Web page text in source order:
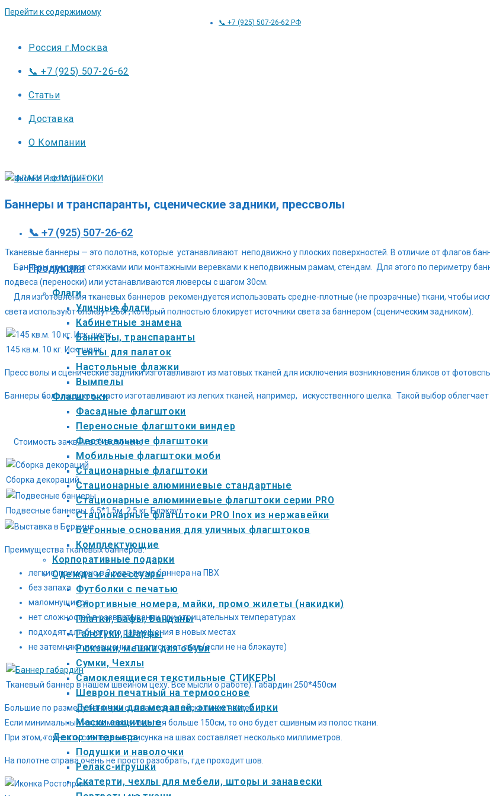
Перейти к содержимому
Россия г.Москва
📞 +7 (925) 507-26-62
Статьи
Доставка
О Компании
📞 +7 (925) 507-26-62
Продукция
Флаги
Уличные флаги
Кабинетные знамена
Баннеры, транспаранты
Тенты для палаток
Настольные флажки
Вымпелы
Флагштоки
Фасадные флагштоки
Переносные флагштоки виндер
Фестивальные флагштоки
Мобильные флагштоки моби
Стационарные флагштоки
Стационарные алюминиевые стандартные
Стационарные алюминиевые флагштоки серии PRO
Стационарные флагштоки PRO Inox из нержавейки
Бетонные основания для уличных флагштоков
Комплектующие
Корпоративные подарки
Одежда и аксессуары
Футболки с печатью
Спортивные номера, майки, промо жилеты (накидки)
Платки, Бафы, Банданы
Галстуки, Шарфы
Рюкзаки, мешки для обуви
Сумки, Чехлы
Самоклеящиеся текстильные СТИКЕРЫ
Шеврон печатный на термооснове
Ленточки для медалей, этикетки, бирки
Маски защитные
Декор интерьера
Подушки и наволочки
Релакс-игрушки
Скатерти, чехлы для мебели, шторы и занавески
Баннеры и транспаранты, сценические задники, прессволы
Тканевые баннеры — это полотна, которые устанавливают неподвижно у плоских поверхностей. В отличие от флагов
Баннеры крепятся стяжками или монтажными веревками к неподвижным рамам, стендам. Для этого по периметру
подвеса (переноски) или устанавливаются люверсы с шагом 30см.
Для изготовления тканевых баннеров рекомендуется использовать средне-плотные (не прозрачные) ткани, чтобы
света используют блэкаут 260г, который полностью блокирует источники света за баннером (сценическим задником).
145 кв.м. 10 кг. Иск. шелк
Пресс волы и сценические задники изготавливают из матовых тканей для исключения возникновения бликов от
Баннеры болельщиков, часто изготавливают из легких тканей, например, искусственного шелка. Такой выбор
Стоимость за кв. м всё включено
Сборка декораций
Подвесные баннеры. 6,5*1,5м. 2,5 кг. Блэкаут
Преимущества тканевых баннеров:
легкие, примерно в 3 раза легче баннера на ПВХ
без запаха
маломнущиеся
нет сложностей в развертывании при отрицательных температурах
подходят для быстрого размещения в новых местах
не затемняют помещение, пропускают свет (если не на блэкауте)
Тканевый баннер в нашем швейном цеху. Все мысли о работе). Габардин 250*450см
Большие по размеру баннеры сшиваются из нескольких частей.
Если минимальный из размеров изделия больше 150см, то оно будет сшивным из полос ткани.
При этом, точность совпадения рисунка на швах составляет несколько миллиметров.
На полотне справа очень не просто разобрать, где проходит шов.
📞 +7 (925) 507-26-62 РФ